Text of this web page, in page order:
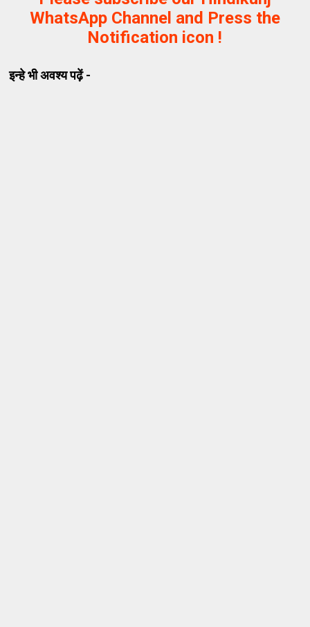
WhatsApp Channel and Press the
Notification icon !
इन्हे भी अवश्य पढ़ें -